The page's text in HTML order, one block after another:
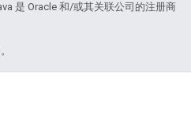
是 Oracle 和/或其关联公司的注册商